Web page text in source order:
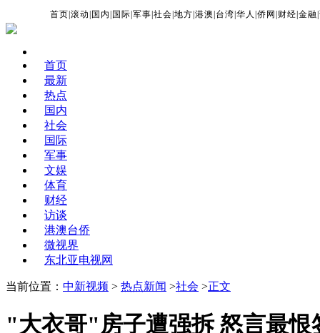
首页 |滚动 国内 国际 |军事 |社会 |地方 |港澳 台湾 |华人 |侨网 财经 |金融 |
首页
最新
热点
国内
社会
国际
军事
文娱
体育
财经
访谈
港澳台侨
微视界
东北亚电视网
当前位置： 中新视频 > 热点新闻 >社会 >正文
"大衣哥"房子遭强拆 怒言最恨